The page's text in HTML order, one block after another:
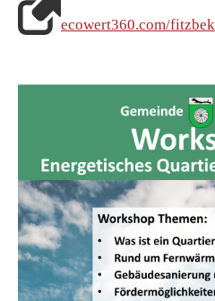
ecowert360.com/fitzbek